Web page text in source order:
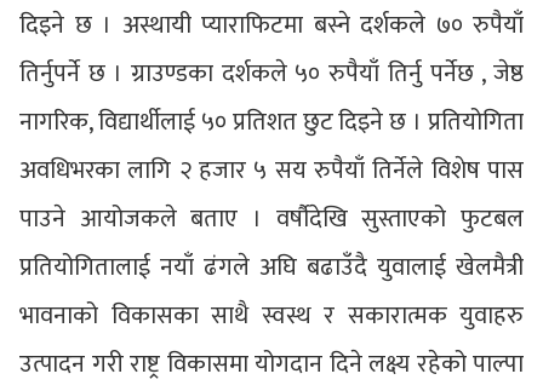
दिइने छ । अस्थायी प्याराफिटमा बस्ने दर्शकले ७० रुपैयाँ
तिर्नुपर्ने छ । ग्राउण्डका दर्शकले ५० रुपैयाँ तिर्नु पर्नेछ , जेष्ठ
नागरिक, विद्यार्थीलाई ५० प्रतिशत छुट दिइने छ । प्रतियोगिता
अवधिभरका लागि २ हजार ५ सय रुपैयाँ तिर्नेले विशेष पास
पाउने आयोजकले बताए । वर्षौदेखि सुस्ताएको फुटबल
प्रतियोगितालाई नयाँ ढंगले अघि बढाउँदै युवालाई खेलमैत्री
भावनाको विकासका साथै स्वस्थ र सकारात्मक युवाहरु
उत्पादन गरी राष्ट्र विकासमा योगदान दिने लक्ष्य रहेको पाल्पा